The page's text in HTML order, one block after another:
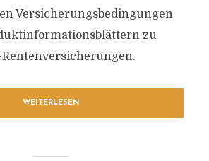
Versicherungsbedingungen
zu
WEITERLESEN